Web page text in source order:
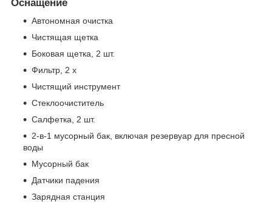
Оснащение
Автономная очистка
Чистящая щетка
Боковая щетка, 2 шт.
Фильтр, 2 x
Чистящий инструмент
Стеклоочиститель
Салфетка, 2 шт.
2-в-1 мусорный бак, включая резервуар для пресной
воды
Мусорный бак
Датчики падения
Зарядная станция